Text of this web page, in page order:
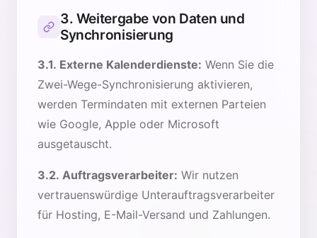
3. Weitergabe von Daten und
Synchronisierung
3.1. Externe Kalenderdienste: Wenn Sie die
Zwei-Wege-Synchronisierung aktivieren,
werden Termindaten mit externen Parteien
wie Google, Apple oder Microsoft
ausgetauscht.
3.2. Auftragsverarbeiter: Wir nutzen
vertrauenswürdige Unterauftragsverarbeiter
für Hosting, E-Mail-Versand und Zahlungen.